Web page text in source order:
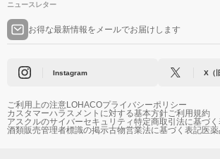
ニュースレター
お得な最新情報をメールでお届けします
Instagram X（
ご利用上の注意LOHACOプライバシーポリシー
カスタマーハラスメントに対する基本方針ご利用規約
アスクルのサイバーセキュリティ特定商取引法に基づ
酒類販売管理者標識の掲示古物営業法に基づく表記医